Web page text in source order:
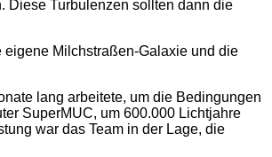
Diese Turbulenzen sollten dann die
Milchstraßen-Galaxie und die
lang arbeitete, um die Bedingungen
SuperMUC, um 600.000 Lichtjahre
war das Team in der Lage, die